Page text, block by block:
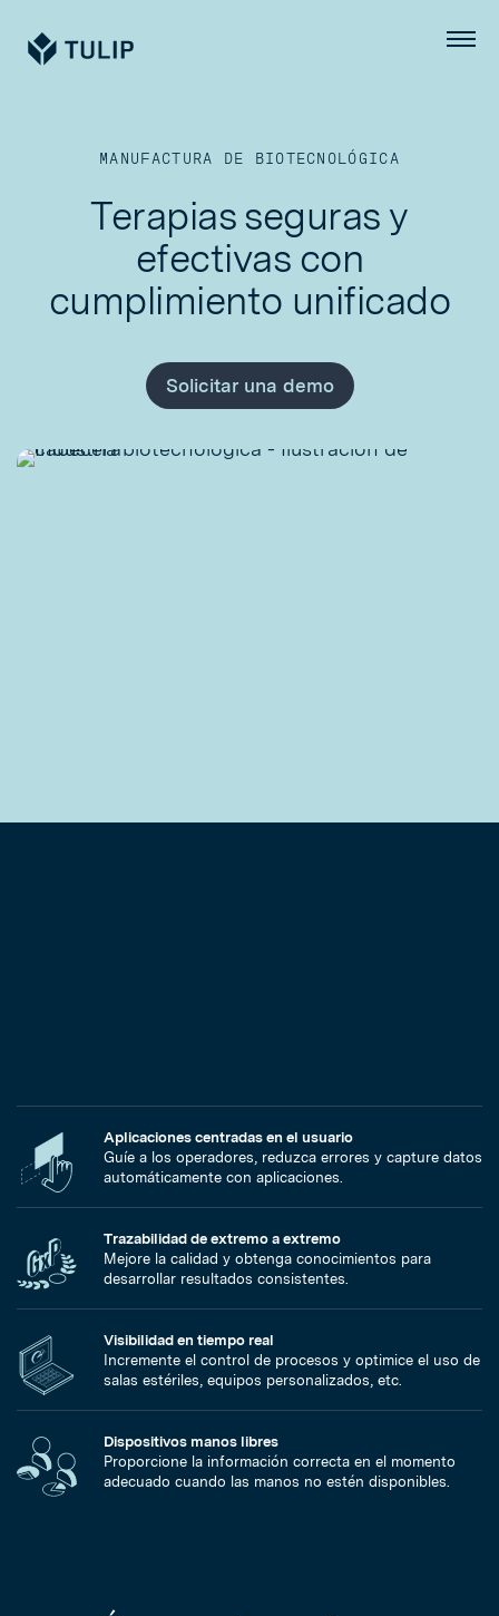
Tulip Menú
MANUFACTURA DE BIOTECNOLÓGICA
Terapias seguras y
efectivas con
cumplimiento unificado
Solicitar una demo
Aplicaciones centradas en el usuario
Guíe a los operadores, reduzca errores y capture datos
automáticamente con aplicaciones.
Trazabilidad de extremo a extremo
Mejore la calidad y obtenga conocimientos para
desarrollar resultados consistentes.
Visibilidad en tiempo real
Incremente el control de procesos y optimice el uso de
salas estériles, equipos personalizados, etc.
Dispositivos manos libres
Proporcione la información correcta en el momento
adecuado cuando las manos no estén disponibles.